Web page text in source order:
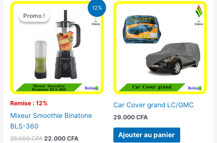
12%
Promo !
Remise : 12%
Promo !
Mixeur Smoothie Binatone
BLS-360
25.000CFA
Le
prix
initial
était :
25.000 CFA.
22.000CFA
Le
prix
actuel
est :
Car Cover grand LC/GMC
29.000 CFA
Ajouter au panier